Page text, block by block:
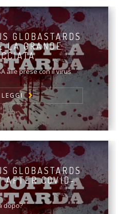
GLOBASTARDS
LA GRANDE
alle prese con il virus
LEGGI
GLOBASTARDS
AFTER COVID-
dopo?